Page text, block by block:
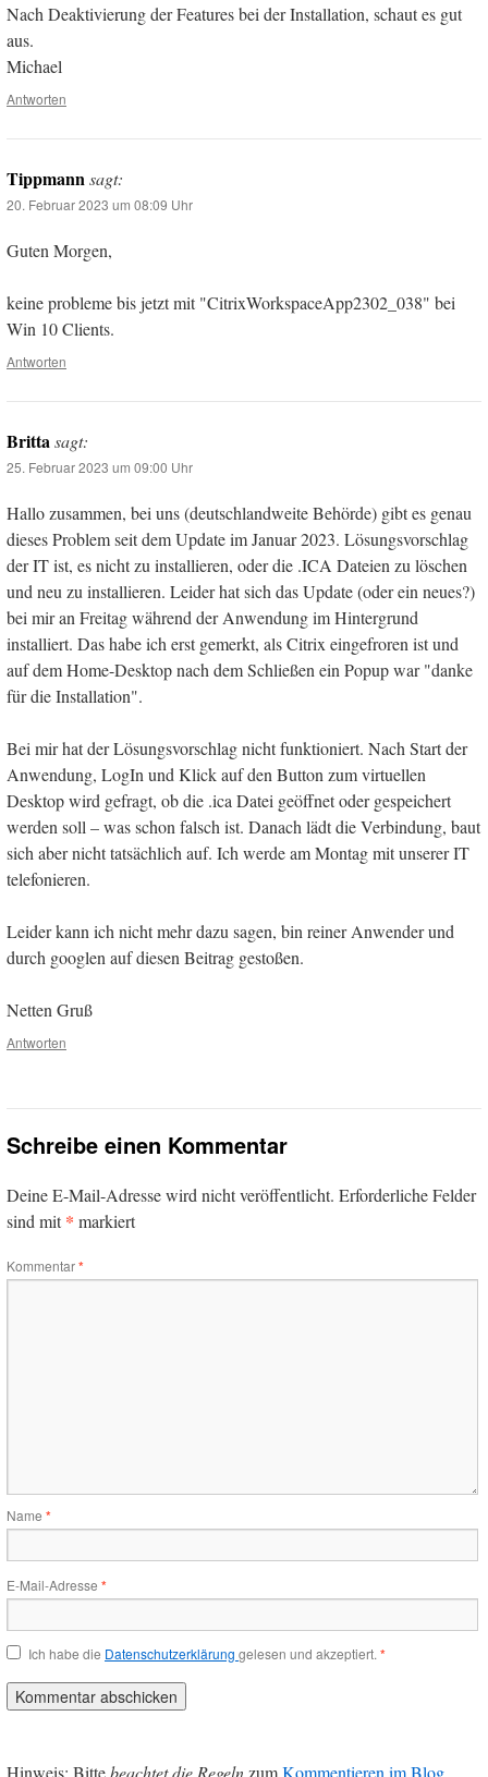
Nach Deaktivierung der Features bei der Installation, schaut es gut
aus.
Michael
Antworten
Tippmannsagt:
20. Februar 2023 um 08:09 Uhr
Guten Morgen,
keine probleme bis jetzt mit "CitrixWorkspaceApp2302_038" bei
Win 10 Clients.
Antworten
Brittasagt:
25. Februar 2023 um 09:00 Uhr
Hallo zusammen, bei uns (deutschlandweite Behörde) gibt es genau
dieses Problem seit dem Update im Januar 2023. Lösungsvorschlag
der IT ist, es nicht zu installieren, oder die .ICA Dateien zu löschen
und neu zu installieren. Leider hat sich das Update (oder ein neues?)
bei mir an Freitag während der Anwendung im Hintergrund
installiert. Das habe ich erst gemerkt, als Citrix eingefroren ist und
auf dem Home-Desktop nach dem Schließen ein Popup war "danke
für die Installation".
Bei mir hat der Lösungsvorschlag nicht funktioniert. Nach Start der
Anwendung, LogIn und Klick auf den Button zum virtuellen
Desktop wird gefragt, ob die .ica Datei geöffnet oder gespeichert
werden soll – was schon falsch ist. Danach lädt die Verbindung, baut
sich aber nicht tatsächlich auf. Ich werde am Montag mit unserer IT
telefonieren.
Leider kann ich nicht mehr dazu sagen, bin reiner Anwender und
durch googlen auf diesen Beitrag gestoßen.
Netten Gruß
Antworten
Schreibe einen Kommentar
Deine E-Mail-Adresse wird nicht veröffentlicht. Erforderliche Felder
sind mit* markiert
Kommentar*
Name *
E-Mail-Adresse *
Ich habe die Datenschutzerklärung gelesen und akzeptiert. *
Hinweis: Bittebeachtet die Regeln zumKommentieren im Blog